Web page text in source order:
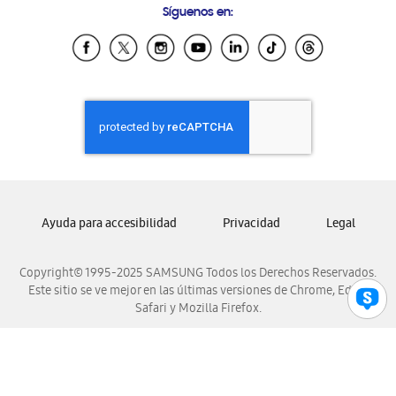
Samsung Ecuador
Samsung El Salvador
Samsung Honduras
Samsung Nicaragua
Samsung Panamá
Samsung Venezuela
Síguenos en:
Copyright© 1995-2025 SAMSUNG Todos los Derechos Reservados.
Este sitio se ve mejor en las últimas versiones de Chrome, Edge,
Safari y Mozilla Firefox.
Ayuda para accesibilidad Privacidad Legal